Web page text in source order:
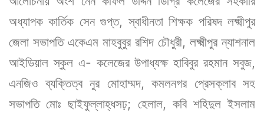
অধ্যাপক কার্তিক সেন গুপ্ত, স্বাধীনতা শিক্ষক পরিষদ লক্ষ্মীপুর
জেলা সভাপতি একেএম মাহবুবুর রশিদ চৌধুরী, লক্ষ্মীপুর ন্যাশনাল
আইডিয়াল স্কুল এ- কলেজের উপাধ্যক্ষ হাবিবুর রহমান সবুজ,
এনজিও ব্যক্তিত্ব নুর মোহাম্মদ, কমলনগর প্রেসক্লাব সহ
সভাপতি মোঃ ছাইফুল্লাহ্ধসঢ়; হেলাল, কবি শহিদুল ইসলাম